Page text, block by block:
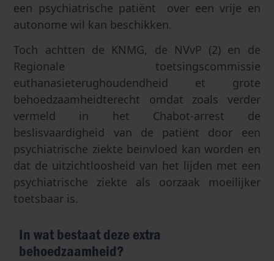
een psychiatrische patiënt over een vrije en
autonome wil kan beschikken.
Toch achtten de KNMG, de NVvP (2) en de
Regionale toetsingscommissie
euthanasieterughoudendheid et grote
behoedzaamheidterecht omdat zoals verder
vermeld in het Chabot-arrest de
beslisvaardigheid van de patiënt door een
psychiatrische ziekte beïnvloed kan worden en
dat de uitzichtloosheid van het lijden met een
psychiatrische ziekte als oorzaak moeilijker
toetsbaar is.
In wat bestaat deze extra
behoedzaamheid?